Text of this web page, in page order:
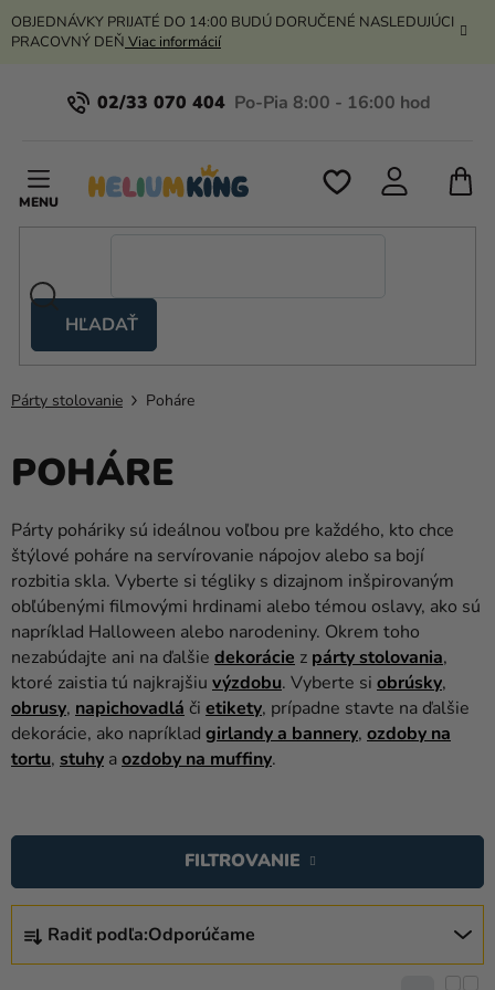
Prejsť
na
OBJEDNÁVKY PRIJATÉ DO 14:00 BUDÚ DORUČENÉ NASLEDUJÚCI
PRACOVNÝ DEŇ Viac informácií
02/33 070 404
HĽADAŤ
stany
Kanekalon
Hélium
a
Svadba
Párty
Výzdoba
a
doplnky
Karnevalové
kostýmy a
Oblečenie
Novinky
Darčeky
Párty stolovanie Poháre
POHÁRE
Párty poháriky sú ideálnou voľbou pre každého, kto chce
štýlové poháre na servírovanie nápojov alebo sa bojí
rozbitia skla. Vyberte si tégliky s dizajnom inšpirovaným
obľúbenými filmovými hrdinami alebo témou oslavy, ako sú
napríklad Halloween alebo narodeniny. Okrem toho
nezabúdajte ani na ďalšie dekorácie z párty stolovania,
ktoré zaistia tú najkrajšiu výzdobu. Vyberte si obrúsky,
obrusy, napichovadlá či etikety, prípadne stavte na ďalšie
dekorácie, ako napríklad girlandy a bannery, ozdoby na
tortu, stuhy aozdoby na muffiny.
A
D
Radiť podľa:Odporúčame
FILTROVANIE
Ý
P
I
S
P